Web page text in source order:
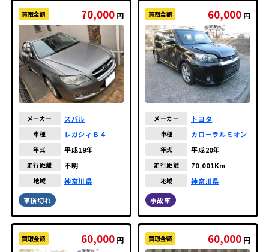
買取金額 70,000 円
メーカー スバル
車種 レガシィＢ４
年式 平成19年
走行距離 不明
地域 神奈川県
車検切れ
買取金額 60,000 円
メーカー トヨタ
車種 カローラルミオン
年式 平成20年
走行距離 70,001Km
地域 神奈川県
事故車
買取金額 60,000 円 買取金額 60,000 円